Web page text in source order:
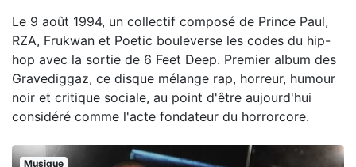
Le 9 août 1994, un collectif composé de Prince Paul,
RZA, Frukwan et Poetic bouleverse les codes du hip-
hop avec la sortie de 6 Feet Deep. Premier album des
Gravediggaz, ce disque mélange rap, horreur, humour
noir et critique sociale, au point d'être aujourd'hui
considéré comme l'acte fondateur du horrorcore.
Musique